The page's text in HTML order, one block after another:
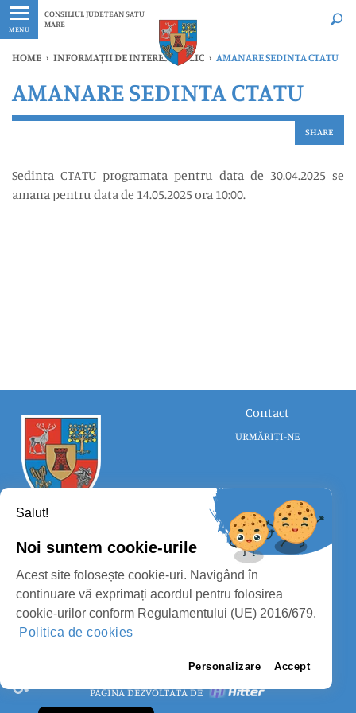
MENU
CONSILIUL JUDEȚEAN SATU
MARE
Ultimele
HOME › INFORMAȚII DE INTERES PUBLIC › AMANARE SEDINTA CTATU
AMANARE SEDINTA CTATU
SHARE
Sedinta CTATU programata pentru data de 30.04.2025 se
amana pentru data de 14.05.2025 ora 10:00.
PROTECȚIA DATELOR PERSONALE
MASS-MEDIA
PAGINĂ DEZVOLTATĂ DE
CONSILIUL JUDEȚEAN SATU MARE
Contact
URMĂRIȚI-NE
Salut!
Noi suntem cookie-urile
Acest site folosește cookie-uri. Navigând în
continuare vă exprimați acordul pentru folosirea
cookie-urilor conform Regulamentului (UE) 2016/679.
Politica de cookies
Personalizare Accept